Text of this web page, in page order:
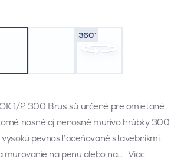
360°
1/2 300 Brus sú určené pre omietané
nosné aj nenosné murivo hrúbky 300
pevnosť oceňované stavebníkmi.
murovanie na penu alebo na… Viac